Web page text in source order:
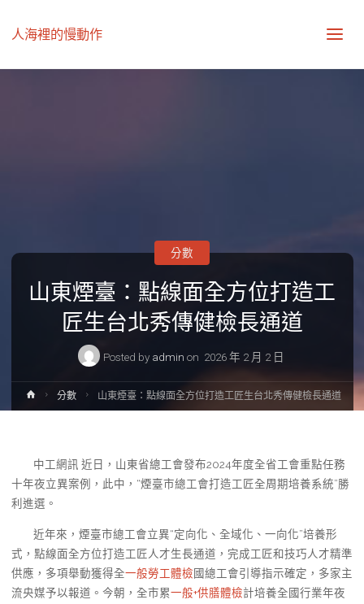
人海裡的慢動作
山東煙臺：點線面全方位打造工
匠生台北秀傳健檢長通道
Posted by admin on 2026 年 2 月 2 日
分數
Home分數 山東煙臺：點線面全方位打造工匠生台北秀傳健檢長通道
中工網訊 近日，山東省總工會發布2024年度全省工會重點任務
十年夜立異案例，此中，“煙臺市總工會打造工匠全周期培養系統”勝
利進選。
近年來，煙臺市總工會立異“定向化、全域化、一向化”培養形
式，點線面全方位打造工匠人才生長通道，完成工匠和技巧人才精準
供應，多項舉動獲得全一般勞工體檢國總工會引導指示確定，多家主
流央媒予以報道。今朝，全市累一般+供膳體檢計培養全國行業年夜